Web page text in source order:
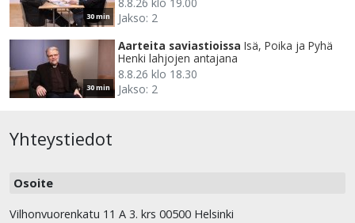
30 min
8.8.26 klo 19.00
Jakso: 2
30 min
Aarteita saviastioissa Isä, Poika ja Pyhä
Henki lahjojen antajana
8.8.26 klo 18.30
Jakso: 2
Yhteystiedot
Osoite
Vilhonvuorenkatu 11 A 3. krs 00500 Helsinki